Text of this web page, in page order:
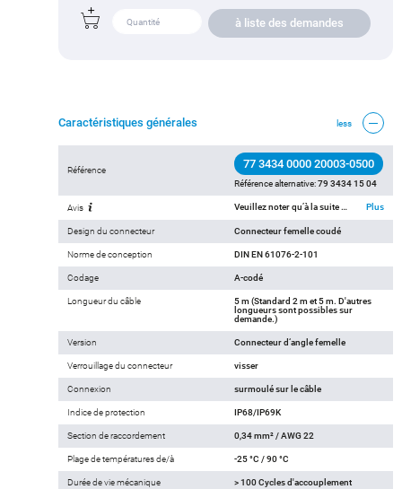
à liste des demandes
Caractéristiques générales less
Référence 77 3434 0000 20003-0500
Référence alternative:79 3434 15 04
Avis Veuillez noter qu’à la suite du passage de l’ancien au nouveau numéro de commande, des écarts sont possibles dans les spécifications techniques. Pour des informations détaillées sur le produit, veuillez utiliser l’option « Contacter le service client » en haut à droite. Plus
Design du connecteur Connecteur femelle coudé
Norme de conception DIN EN 61076-2-101
Codage A-codé
Longueur du câble
5 m (Standard 2 m et 5 m. D'autres
longueurs sont possibles sur
demande.)
Version Connecteur d‘angle femelle
Verrouillage du connecteur visser
Connexion surmoulé sur le câble
Indice de protection IP68/IP69K
Section de raccordement 0,34 mm² / AWG 22
Plage de températures de/à -25 °C / 90 °C
Durée de vie mécanique > 100 Cycles d'accouplement